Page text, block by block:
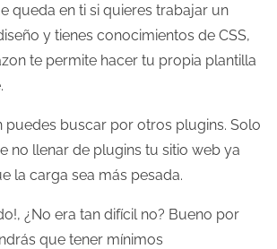
queda en ti si quieres trabajar un
y tienes conocimientos de CSS,
te permite hacer tu propia plantilla
puedes buscar por otros plugins. Solo
no llenar de plugins tu sitio web ya
la carga sea más pesada.
¿No era tan difícil no? Bueno por
que tener mínimos